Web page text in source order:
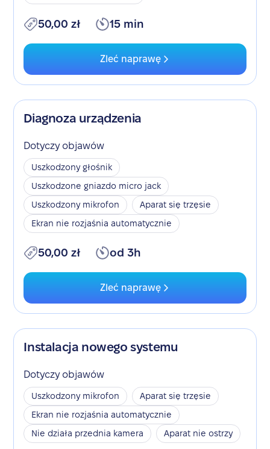
50,00 zł 15 min
Zleć naprawę
Diagnoza urządzenia
Dotyczy objawów
Uszkodzony głośnik
Uszkodzone gniazdo micro jack
Uszkodzony mikrofon
Aparat się trzęsie
Ekran nie rozjaśnia automatycznie
50,00 zł od 3h
Zleć naprawę
Instalacja nowego systemu
Dotyczy objawów
Uszkodzony mikrofon
Aparat się trzęsie
Ekran nie rozjaśnia automatycznie
Nie działa przednia kamera
Aparat nie ostrzy